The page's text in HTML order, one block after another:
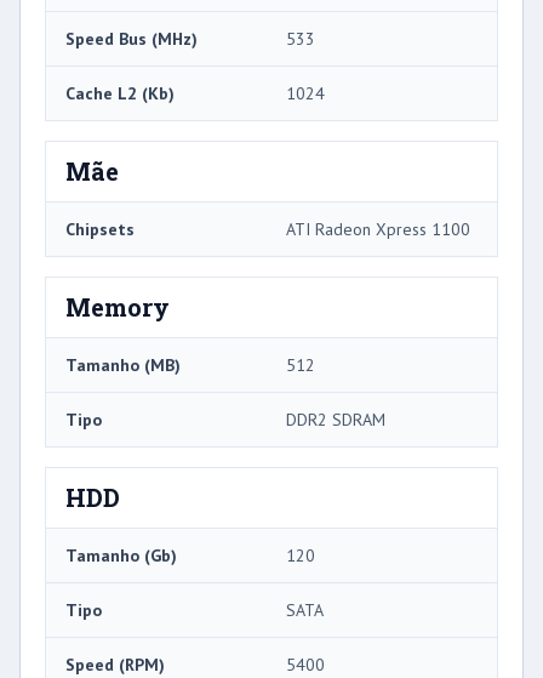
Speed ​​Bus (MHz) 533
Cache L2 (Kb) 1024
Mãe
Chipsets ATI Radeon Xpress 1100
Memory
Tamanho (MB) 512
Tipo DDR2 SDRAM
HDD
Tamanho (Gb) 120
Tipo SATA
Speed ​​(RPM) 5400